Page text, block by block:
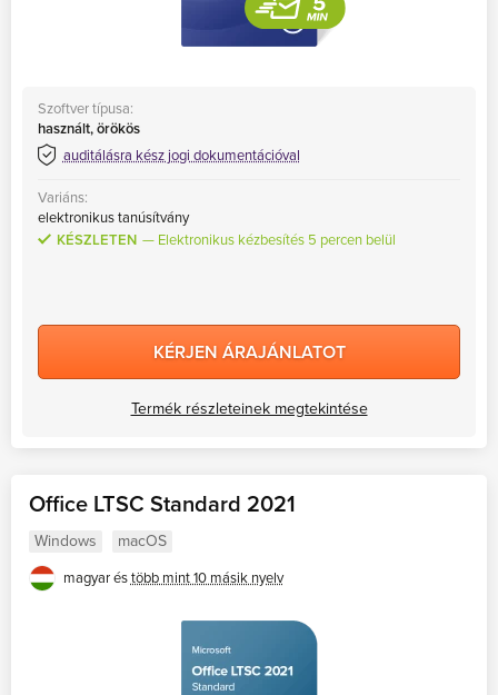
Szoftver típusa:
használt, örökös
auditálásra kész jogi dokumentációval
Variáns:
elektronikus tanúsítvány
KÉSZLETEN
Elektronikus kézbesítés 5 percen belül
KÉRJEN ÁRAJÁNLATOT
Termék részleteinek megtekintése
Office LTSC Standard 2021
Windows macOS
magyar éstöbb mint 10 másik nyelv